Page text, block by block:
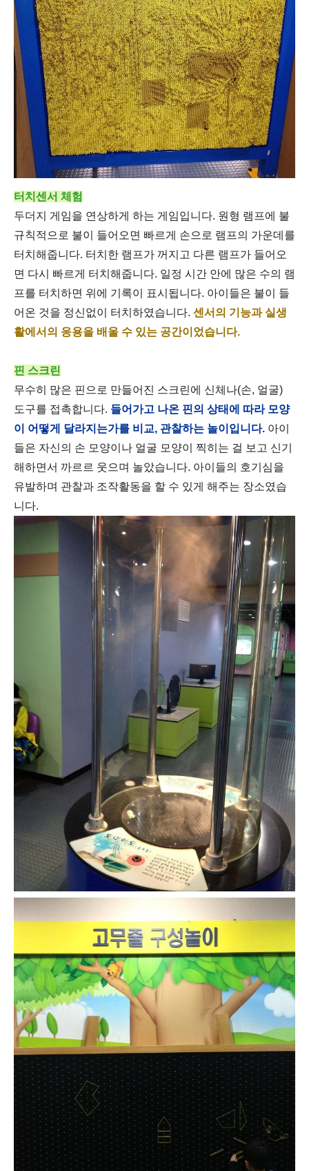
터치센서 체험
두더지 게임을 연상하게 하는 게임입니다. 원형 램프에 불
규칙적으로 불이 들어오면 빠르게 손으로 램프의 가운데를
터치해줍니다. 터치한 램프가 꺼지고 다른 램프가 들어오
면 다시 빠르게 터치해줍니다. 일정 시간 안에 많은 수의 램
프를 터치하면 위에 기록이 표시됩니다. 아이들은 불이 들
어온 것을 정신없이 터치하였습니다. 센서의 기능과 실생
활에서의 응용을 배울 수 있는 공간이었습니다.
핀 스크린
무수히 많은 핀으로 만들어진 스크린에 신체나(손, 얼굴)
도구를 접촉합니다. 들어가고 나온 핀의 상태에 따라 모양
이 어떻게 달라지는가를 비교, 관찰하는 놀이입니다. 아이
들은 자신의 손 모양이나 얼굴 모양이 찍히는 걸 보고 신기
해하면서 까르르 웃으며 놀았습니다. 아이들의 호기심을
유발하며 관찰과 조작활동을 할 수 있게 해주는 장소였습
니다.